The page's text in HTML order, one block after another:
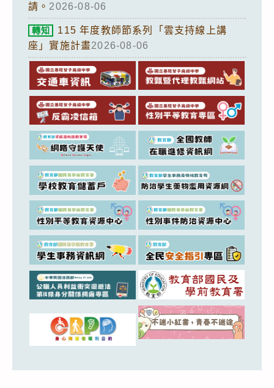
請。 2026-08-06
轉知
115 年度教師節系列「雲支持線上講
座」實施計畫2026-08-06